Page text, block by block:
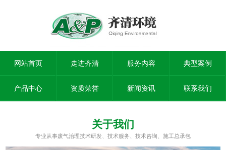
网站首页 走进齐清 服务内容 典型案例
产品中心 资质荣誉 新闻资讯 联系我们
关于我们
专业从事废气治理技术研发、技术服务、技术咨询、施工总承包